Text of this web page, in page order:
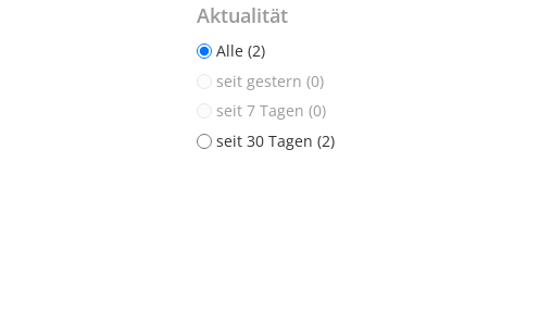
Aktualität
Alle (2)
seit gestern (0)
seit 7 Tagen (0)
seit 30 Tagen (2)